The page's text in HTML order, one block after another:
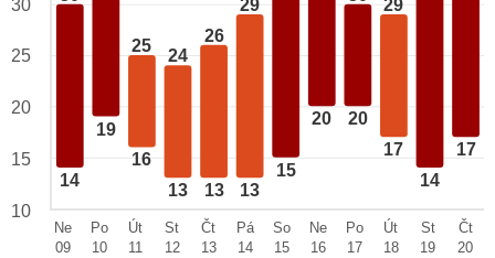
14
19
25
16
24
13
26
13
29
13
15
20 20
29
17
14
17
30
25
20
15
10
Ne
09
Po
10
Út
11
St
12
Čt
13
Pá
14
So
15
Ne
16
Po
17
Út
18
St
19
Čt
20